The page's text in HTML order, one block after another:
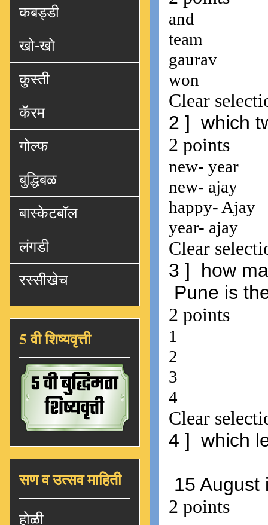
कबड्डी
खो-खो
कुस्ती
कॅरम
गोल्फ
बुद्धिबळ
बास्केटबॉल
लंगडी
रस्सीखेच
5 वी शिष्यवृत्ती
सण व उत्सव माहिती
होळी